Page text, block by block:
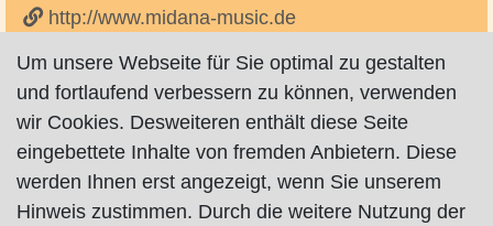
http://www.midana-music.de
Impressum|Datenschutz| AGB
Um unsere Webseite für Sie optimal zu gestalten
und fortlaufend verbessern zu können, verwenden
wir Cookies. Desweiteren enthält diese Seite
eingebettete Inhalte von fremden Anbietern. Diese
werden Ihnen erst angezeigt, wenn Sie unserem
Hinweis zustimmen. Durch die weitere Nutzung der